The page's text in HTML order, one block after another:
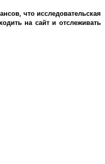
что исследовательская
на сайт и отслеживать